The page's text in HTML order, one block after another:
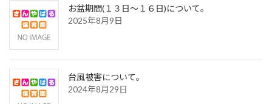
お盆期間(１３日～１６日)について。
2025年8月9日
台風被害について。
2024年8月29日